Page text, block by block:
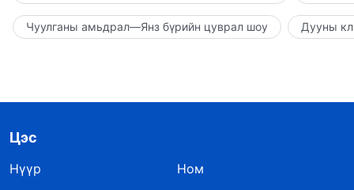
Чуулганы амьдрал—Янз бүрийн цуврал шоу Дууны
Цэс
Нүүр
Ном